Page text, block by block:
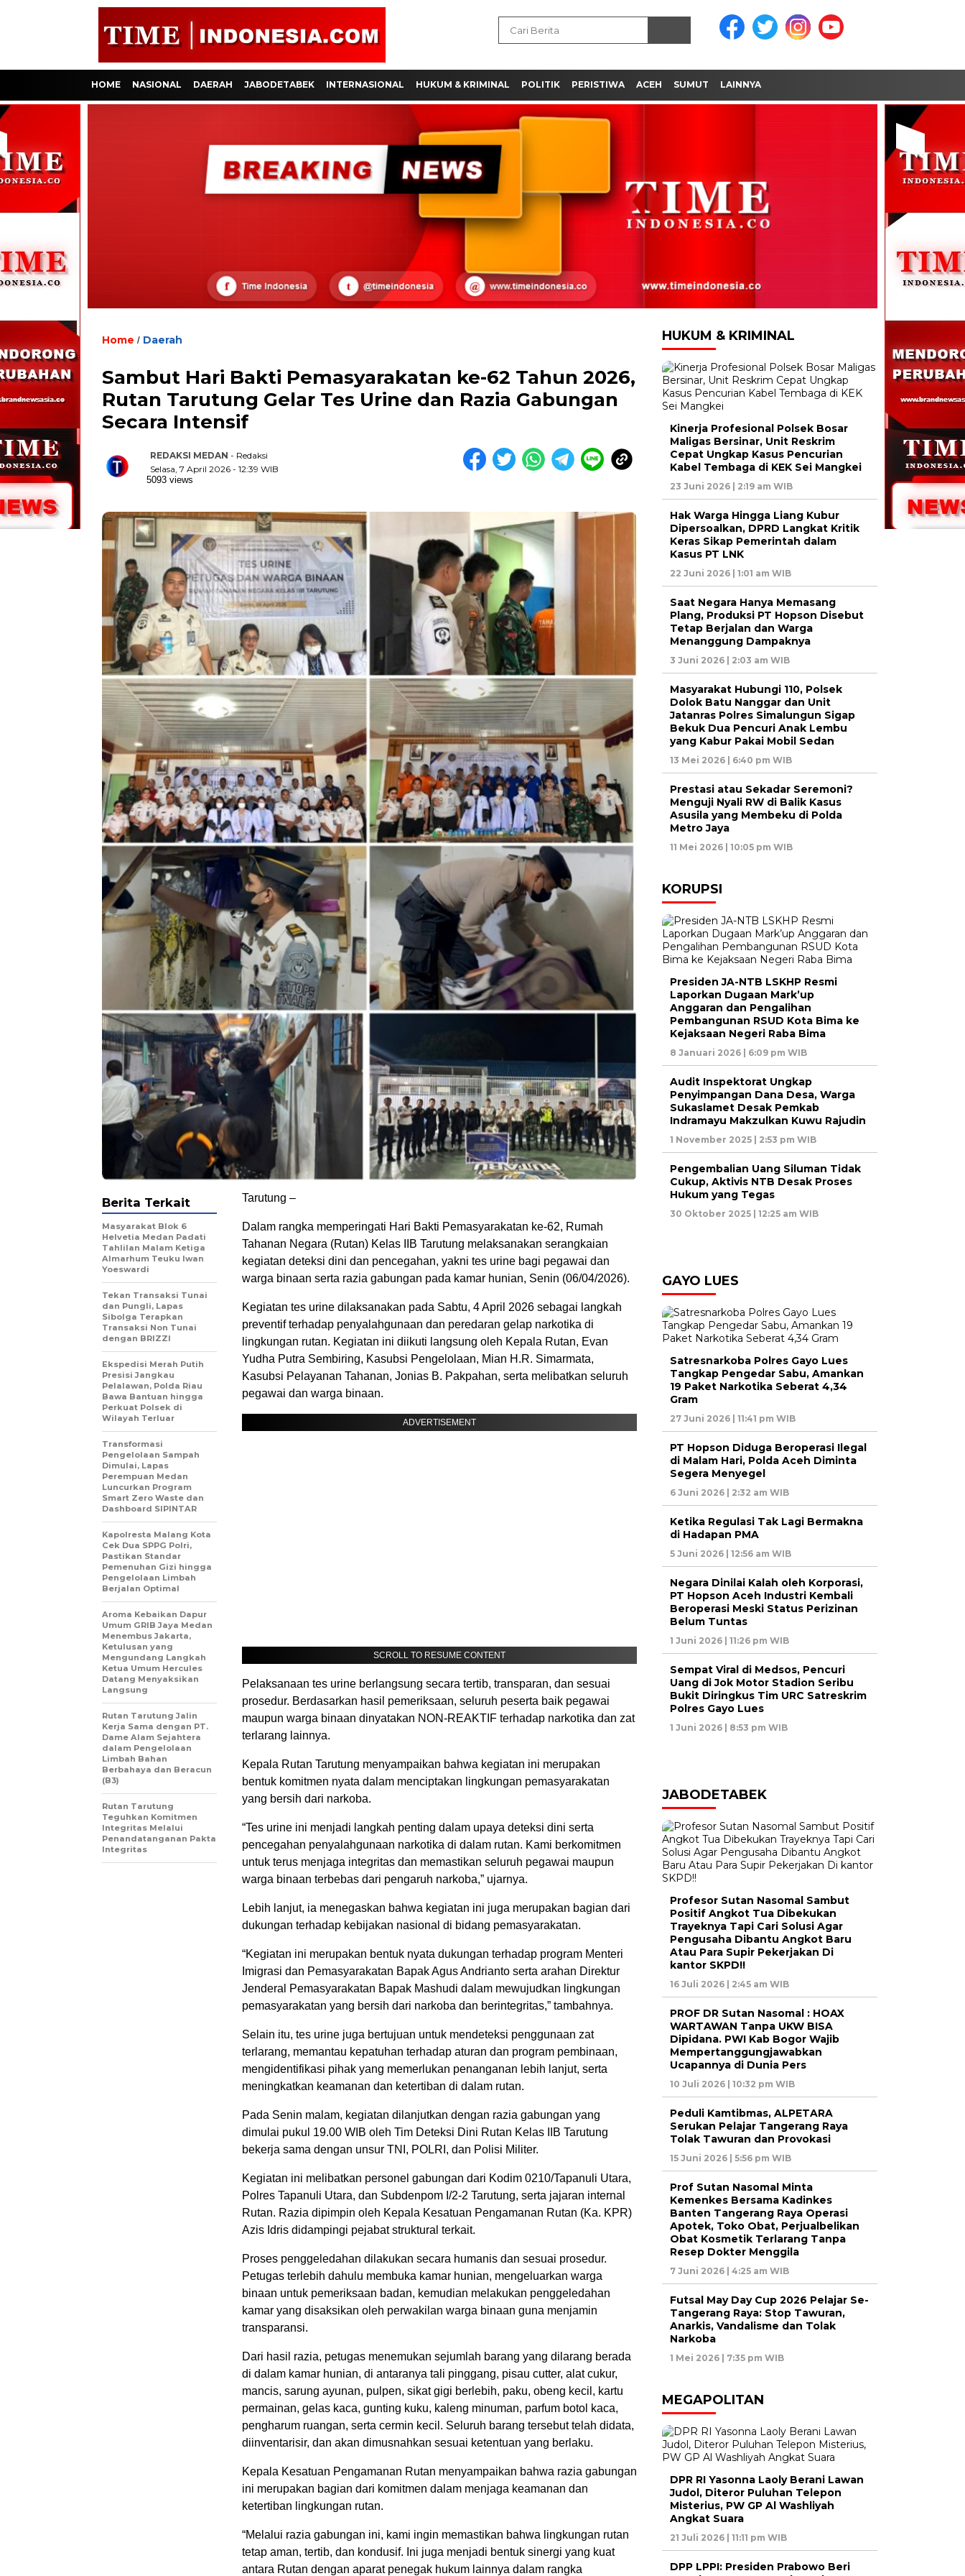
HOME NASIONAL DAERAH JABODETABEK INTERNASIONAL HUKUM & KRIMINAL POLITIK PERISTIWA ACEH SUMUT LAINNYA
Home / Daerah
Sambut Hari Bakti Pemasyarakatan ke-62 Tahun 2026,
Rutan Tarutung Gelar Tes Urine dan Razia Gabungan
Secara Intensif
REDAKSI MEDAN - Redaksi
Selasa, 7 April 2026 - 12:39 WIB
5093 views
Tarutung –
Dalam rangka memperingati Hari Bakti Pemasyarakatan ke-62, Rumah
Tahanan Negara (Rutan) Kelas IIB Tarutung melaksanakan serangkaian
kegiatan deteksi dini dan pencegahan, yakni tes urine bagi pegawai dan
warga binaan serta razia gabungan pada kamar hunian, Senin (06/04/2026).
Kegiatan tes urine dilaksanakan pada Sabtu, 4 April 2026 sebagai langkah
preventif terhadap penyalahgunaan dan peredaran gelap narkotika di
lingkungan rutan. Kegiatan ini diikuti langsung oleh Kepala Rutan, Evan
Yudha Putra Sembiring, Kasubsi Pengelolaan, Mian H.R. Simarmata,
Kasubsi Pelayanan Tahanan, Jonias B. Pakpahan, serta melibatkan seluruh
pegawai dan warga binaan.
ADVERTISEMENT
SCROLL TO RESUME CONTENT
Pelaksanaan tes urine berlangsung secara tertib, transparan, dan sesuai
prosedur. Berdasarkan hasil pemeriksaan, seluruh peserta baik pegawai
maupun warga binaan dinyatakan NON-REAKTIF terhadap narkotika dan zat
terlarang lainnya.
Kepala Rutan Tarutung menyampaikan bahwa kegiatan ini merupakan
bentuk komitmen nyata dalam menciptakan lingkungan pemasyarakatan
yang bersih dari narkoba.
“Tes urine ini menjadi langkah penting dalam upaya deteksi dini serta
pencegahan penyalahgunaan narkotika di dalam rutan. Kami berkomitmen
untuk terus menjaga integritas dan memastikan seluruh pegawai maupun
warga binaan terbebas dari pengaruh narkoba,” ujarnya.
Lebih lanjut, ia menegaskan bahwa kegiatan ini juga merupakan bagian dari
dukungan terhadap kebijakan nasional di bidang pemasyarakatan.
“Kegiatan ini merupakan bentuk nyata dukungan terhadap program Menteri
Imigrasi dan Pemasyarakatan Bapak Agus Andrianto serta arahan Direktur
Jenderal Pemasyarakatan Bapak Mashudi dalam mewujudkan lingkungan
pemasyarakatan yang bersih dari narkoba dan berintegritas,” tambahnya.
Selain itu, tes urine juga bertujuan untuk mendeteksi penggunaan zat
terlarang, memantau kepatuhan terhadap aturan dan program pembinaan,
mengidentifikasi pihak yang memerlukan penanganan lebih lanjut, serta
meningkatkan keamanan dan ketertiban di dalam rutan.
Pada Senin malam, kegiatan dilanjutkan dengan razia gabungan yang
dimulai pukul 19.00 WIB oleh Tim Deteksi Dini Rutan Kelas IIB Tarutung
bekerja sama dengan unsur TNI, POLRI, dan Polisi Militer.
Kegiatan ini melibatkan personel gabungan dari Kodim 0210/Tapanuli Utara,
Polres Tapanuli Utara, dan Subdenpom I/2-2 Tarutung, serta jajaran internal
Rutan. Razia dipimpin oleh Kepala Kesatuan Pengamanan Rutan (Ka. KPR)
Azis Idris didampingi pejabat struktural terkait.
Proses penggeledahan dilakukan secara humanis dan sesuai prosedur.
Petugas terlebih dahulu membuka kamar hunian, mengeluarkan warga
binaan untuk pemeriksaan badan, kemudian melakukan penggeledahan
kamar yang disaksikan oleh perwakilan warga binaan guna menjamin
transparansi.
Dari hasil razia, petugas menemukan sejumlah barang yang dilarang berada
di dalam kamar hunian, di antaranya tali pinggang, pisau cutter, alat cukur,
mancis, sarung ayunan, pulpen, sikat gigi berlebih, paku, obeng kecil, kartu
permainan, gelas kaca, gunting kuku, kaleng minuman, parfum botol kaca,
pengharum ruangan, serta cermin kecil. Seluruh barang tersebut telah didata,
diinventarisir, dan akan dimusnahkan sesuai ketentuan yang berlaku.
Kepala Kesatuan Pengamanan Rutan menyampaikan bahwa razia gabungan
ini merupakan bagian dari komitmen dalam menjaga keamanan dan
ketertiban lingkungan rutan.
“Melalui razia gabungan ini, kami ingin memastikan bahwa lingkungan rutan
tetap aman, tertib, dan kondusif. Ini juga menjadi bentuk sinergi yang kuat
antara Rutan dengan aparat penegak hukum lainnya dalam rangka
Berita Terkait
Masyarakat Blok 6
Helvetia Medan Padati
Tahlilan Malam Ketiga
Almarhum Teuku Iwan
Yoeswardi
Tekan Transaksi Tunai
dan Pungli, Lapas
Sibolga Terapkan
Transaksi Non Tunai
dengan BRIZZI
Ekspedisi Merah Putih
Presisi Jangkau
Pelalawan, Polda Riau
Bawa Bantuan hingga
Perkuat Polsek di
Wilayah Terluar
Transformasi
Pengelolaan Sampah
Dimulai, Lapas
Perempuan Medan
Luncurkan Program
Smart Zero Waste dan
Dashboard SIPINTAR
Kapolresta Malang Kota
Cek Dua SPPG Polri,
Pastikan Standar
Pemenuhan Gizi hingga
Pengelolaan Limbah
Berjalan Optimal
Aroma Kebaikan Dapur
Umum GRIB Jaya Medan
Menembus Jakarta,
Ketulusan yang
Mengundang Langkah
Ketua Umum Hercules
Datang Menyaksikan
Langsung
Rutan Tarutung Jalin
Kerja Sama dengan PT.
Dame Alam Sejahtera
dalam Pengelolaan
Limbah Bahan
Berbahaya dan Beracun
(B3)
Rutan Tarutung
Teguhkan Komitmen
Integritas Melalui
Penandatanganan Pakta
Integritas
HUKUM & KRIMINAL
Kinerja Profesional Polsek Bosar
Maligas Bersinar, Unit Reskrim
Cepat Ungkap Kasus Pencurian
Kabel Tembaga di KEK Sei Mangkei
23 Juni 2026 | 2:19 am WIB
Hak Warga Hingga Liang Kubur
Dipersoalkan, DPRD Langkat Kritik
Keras Sikap Pemerintah dalam
Kasus PT LNK
22 Juni 2026 | 1:01 am WIB
Saat Negara Hanya Memasang
Plang, Produksi PT Hopson Disebut
Tetap Berjalan dan Warga
Menanggung Dampaknya
3 Juni 2026 | 2:03 am WIB
Masyarakat Hubungi 110, Polsek
Dolok Batu Nanggar dan Unit
Jatanras Polres Simalungun Sigap
Bekuk Dua Pencuri Anak Lembu
yang Kabur Pakai Mobil Sedan
13 Mei 2026 | 6:40 pm WIB
Prestasi atau Sekadar Seremoni?
Menguji Nyali RW di Balik Kasus
Asusila yang Membeku di Polda
Metro Jaya
11 Mei 2026 | 10:05 pm WIB
KORUPSI
Presiden JA-NTB LSKHP Resmi
Laporkan Dugaan Mark’up
Anggaran dan Pengalihan
Pembangunan RSUD Kota Bima ke
Kejaksaan Negeri Raba Bima
8 Januari 2026 | 6:09 pm WIB
Audit Inspektorat Ungkap
Penyimpangan Dana Desa, Warga
Sukaslamet Desak Pemkab
Indramayu Makzulkan Kuwu Rajudin
1 November 2025 | 2:53 pm WIB
Pengembalian Uang Siluman Tidak
Cukup, Aktivis NTB Desak Proses
Hukum yang Tegas
30 Oktober 2025 | 12:25 am WIB
GAYO LUES
Satresnarkoba Polres Gayo Lues
Tangkap Pengedar Sabu, Amankan
19 Paket Narkotika Seberat 4,34
Gram
27 Juni 2026 | 11:41 pm WIB
PT Hopson Diduga Beroperasi Ilegal
di Malam Hari, Polda Aceh Diminta
Segera Menyegel
6 Juni 2026 | 2:32 am WIB
Ketika Regulasi Tak Lagi Bermakna
di Hadapan PMA
5 Juni 2026 | 12:56 am WIB
Negara Dinilai Kalah oleh Korporasi,
PT Hopson Aceh Industri Kembali
Beroperasi Meski Status Perizinan
Belum Tuntas
1 Juni 2026 | 11:26 pm WIB
Sempat Viral di Medsos, Pencuri
Uang di Jok Motor Stadion Seribu
Bukit Diringkus Tim URC Satreskrim
Polres Gayo Lues
1 Juni 2026 | 8:53 pm WIB
JABODETABEK
Profesor Sutan Nasomal Sambut
Positif Angkot Tua Dibekukan
Trayeknya Tapi Cari Solusi Agar
Pengusaha Dibantu Angkot Baru
Atau Para Supir Pekerjakan Di
kantor SKPD!!
16 Juli 2026 | 2:45 am WIB
PROF DR Sutan Nasomal : HOAX
WARTAWAN Tanpa UKW BISA
Dipidana. PWI Kab Bogor Wajib
Mempertanggungjawabkan
Ucapannya di Dunia Pers
10 Juli 2026 | 10:32 pm WIB
Peduli Kamtibmas, ALPETARA
Serukan Pelajar Tangerang Raya
Tolak Tawuran dan Provokasi
15 Juni 2026 | 5:56 pm WIB
Prof Sutan Nasomal Minta
Kemenkes Bersama Kadinkes
Banten Tangerang Raya Operasi
Apotek, Toko Obat, Perjualbelikan
Obat Kosmetik Terlarang Tanpa
Resep Dokter Menggila
7 Juni 2026 | 4:25 am WIB
Futsal May Day Cup 2026 Pelajar Se-
Tangerang Raya: Stop Tawuran,
Anarkis, Vandalisme dan Tolak
Narkoba
1 Mei 2026 | 7:35 pm WIB
MEGAPOLITAN
DPR RI Yasonna Laoly Berani Lawan
Judol, Diteror Puluhan Telepon
Misterius, PW GP Al Washliyah
Angkat Suara
21 Juli 2026 | 11:11 pm WIB
DPP LPPI: Presiden Prabowo Beri